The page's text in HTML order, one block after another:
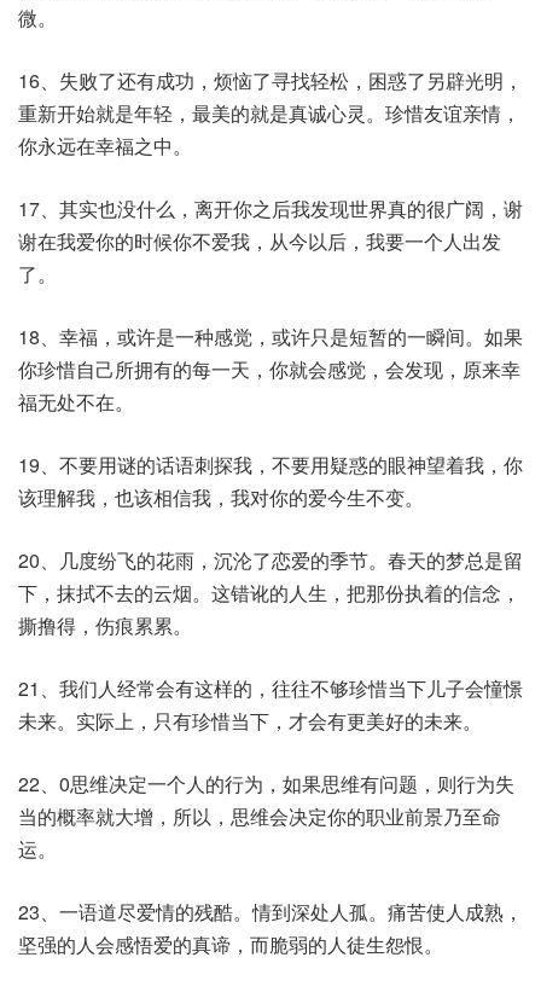
微。
16、失败了还有成功，烦恼了寻找轻松，困惑了另辟光明，
重新开始就是年轻，最美的就是真诚心灵。珍惜友谊亲情，
你永远在幸福之中。
17、其实也没什么，离开你之后我发现世界真的很广阔，谢
谢在我爱你的时候你不爱我，从今以后，我要一个人出发
了。
18、幸福，或许是一种感觉，或许只是短暂的一瞬间。如果
你珍惜自己所拥有的每一天，你就会感觉，会发现，原来幸
福无处不在。
19、不要用谜的话语刺探我，不要用疑惑的眼神望着我，你
该理解我，也该相信我，我对你的爱今生不变。
20、几度纷飞的花雨，沉沦了恋爱的季节。春天的梦总是留
下，抹拭不去的云烟。这错讹的人生，把那份执着的信念，
撕撸得，伤痕累累。
21、我们人经常会有这样的，往往不够珍惜当下儿子会憧憬
未来。实际上，只有珍惜当下，才会有更美好的未来。
22、0思维决定一个人的行为，如果思维有问题，则行为失
当的概率就大增，所以，思维会决定你的职业前景乃至命
运。
23、一语道尽爱情的残酷。情到深处人孤。痛苦使人成熟，
坚强的人会感悟爱的真谛，而脆弱的人徒生怨恨。